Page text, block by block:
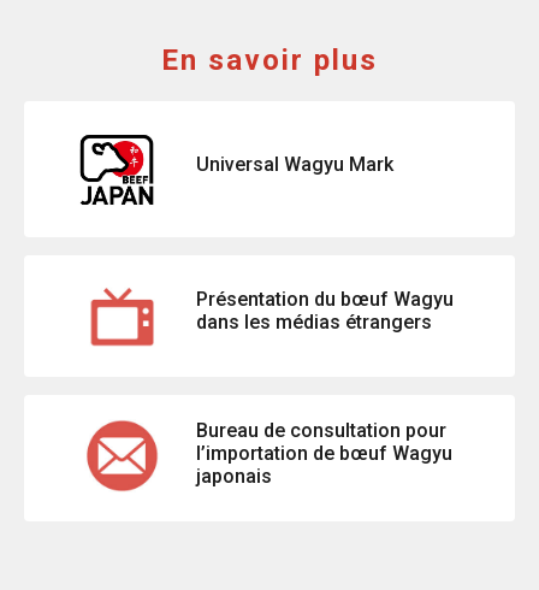
En savoir plus
Universal Wagyu Mark
Présentation du bœuf Wagyu
dans les médias étrangers
Bureau de consultation pour
l’importation de bœuf Wagyu
japonais